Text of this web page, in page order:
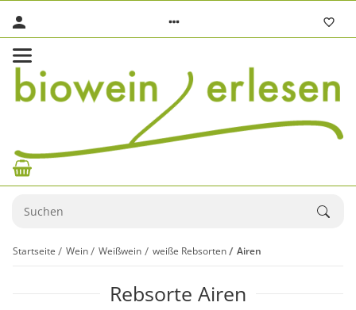
Startseite Wein Weißwein weiße Rebsorten Airen
Rebsorte Airen